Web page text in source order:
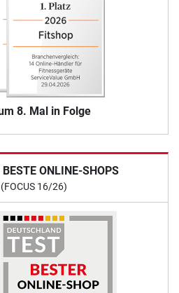
8. Mal in Folge
ONLINE-SHOPS
16/26)